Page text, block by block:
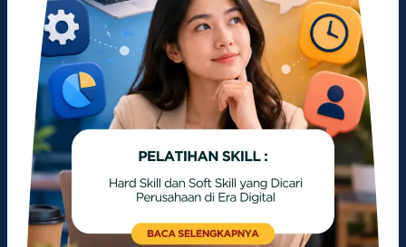
Perusahaan
Era
Digital